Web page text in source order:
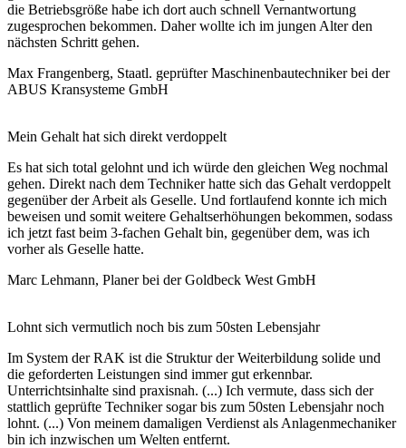
die Betriebsgröße habe ich dort auch schnell Vernantwortung
zugesprochen bekommen. Daher wollte ich im jungen Alter den
nächsten Schritt gehen.
Max Frangenberg, Staatl. geprüfter Maschinenbautechniker bei der
ABUS Kransysteme GmbH
Mein Gehalt hat sich direkt verdoppelt
Es hat sich total gelohnt und ich würde den gleichen Weg nochmal
gehen. Direkt nach dem Techniker hatte sich das Gehalt verdoppelt
gegenüber der Arbeit als Geselle. Und fortlaufend konnte ich mich
beweisen und somit weitere Gehaltserhöhungen bekommen, sodass
ich jetzt fast beim 3-fachen Gehalt bin, gegenüber dem, was ich
vorher als Geselle hatte.
Marc Lehmann, Planer bei der Goldbeck West GmbH
Lohnt sich vermutlich noch bis zum 50sten Lebensjahr
Im System der RAK ist die Struktur der Weiterbildung solide und
die geforderten Leistungen sind immer gut erkennbar.
Unterrichtsinhalte sind praxisnah. (...) Ich vermute, dass sich der
stattlich geprüfte Techniker sogar bis zum 50sten Lebensjahr noch
lohnt. (...) Von meinem damaligen Verdienst als Anlagenmechaniker
bin ich inzwischen um Welten entfernt.